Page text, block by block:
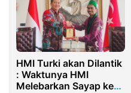
HMI Turki akan Dilantik
: Waktunya HMI
Melebarkan Sayap ke